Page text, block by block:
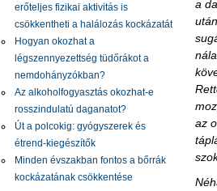
erőteljes fizikai aktivitás is
csökkentheti a halálozás kockázatát
Hogyan okozhat a
légszennyezettség tüdőrákot a
nemdohányzókban?
Az alkoholfogyasztás okozhat-e
rosszindulatú daganatot?
Út a polcokig: gyógyszerek és
étrend-kiegészítők
Minden évszakban fontos a bőrrák
kockázatának csökkentése
a
az